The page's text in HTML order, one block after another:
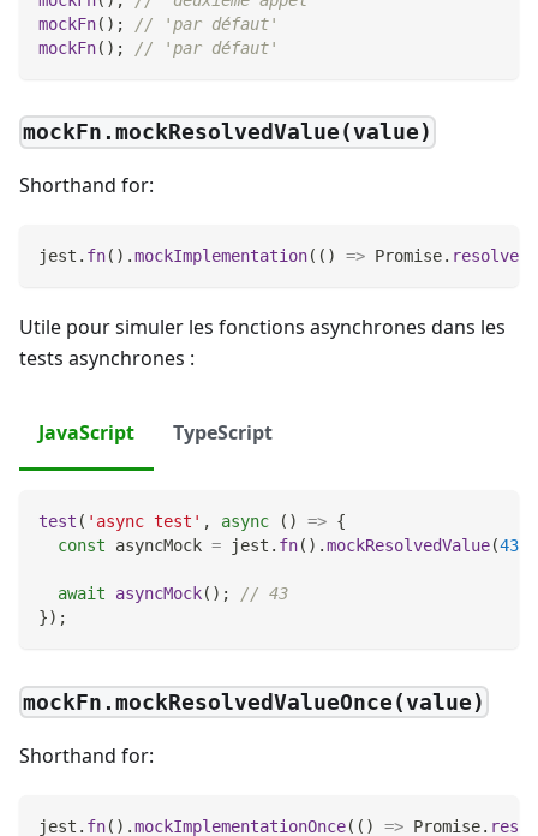
mockFn( ) ;
// 'par défaut'
mockFn( ) ; // 'par défaut'
mockFn.mockResolvedValue(value)
Shorthand for:
jest . fn( ) .mockImplementation( ( ) => Promise. resolve
Utile pour simuler les fonctions asynchrones dans les
tests asynchrones :
JavaScript TypeScript
test ( 'async test' , async ( ) => {
const asyncMock = jest . fn( ) .mockResolvedValue(43
await asyncMock( ) ;
// 43
}) ;
mockFn.mockResolvedValueOnce(value)
Shorthand for:
jest . fn( ) .mockImplementationOnce( ( ) => Promise.